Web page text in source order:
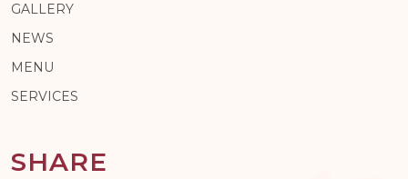
GALLERY
NEWS
MENU
SERVICES
SHARE